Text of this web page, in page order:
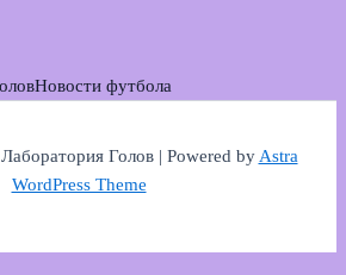
Новости футбола
Голов | Powered byAstra
WordPress Theme